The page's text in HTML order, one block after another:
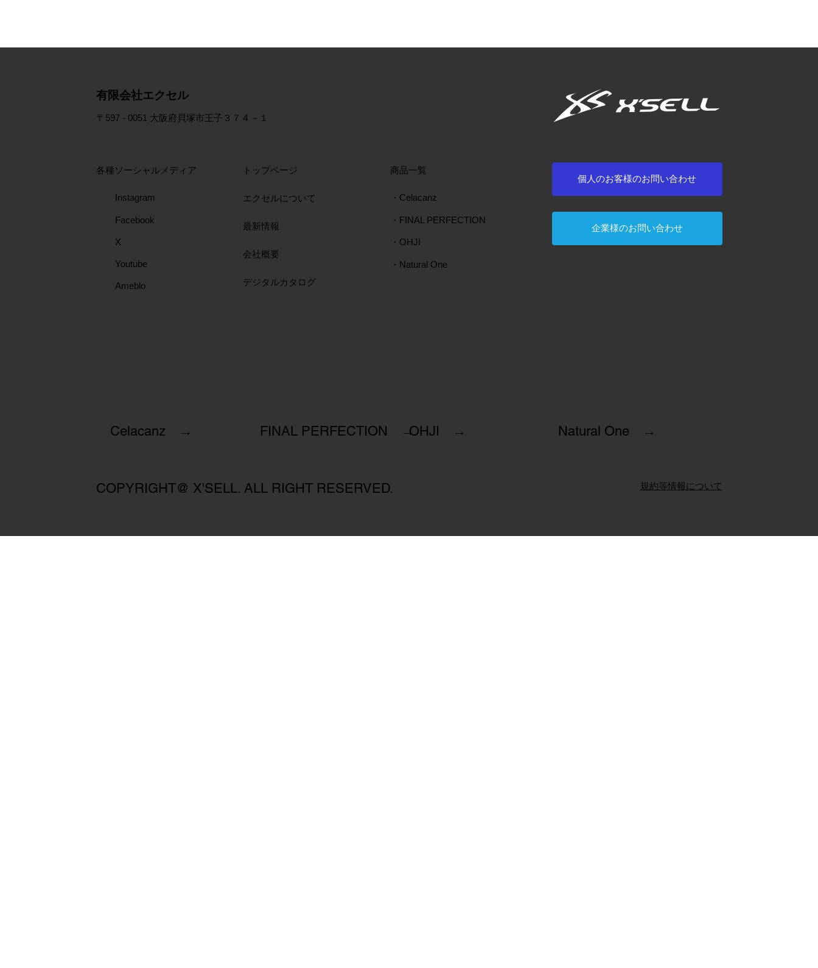
取扱店にて販売中
取扱店にて販売中
取扱店にて販売中
CF-777
取扱店にて販売中
取扱店にて販売中
取扱店にて販売中
787
取扱店にて販売中
​有限会社エクセル
〒597 - 0051 大阪府貝塚市王子３７４－１
各種ソーシャルメディア
Instagram
Facebook
X
Youtube
Ameblo
トップページ
エクセルについて
最新情報
会社概要
​デジタルカタログ
​商品一覧
・Celacanz
・FINAL PERFECTION
・OHJI
・Natural One
Celacanz → FINAL PERFECTION →OHJI → Natural One →
COPYRIGHT@ X'SELL. ALL RIGHT RESERVED.
個人のお客様のお問い合わせ
企業様のお問い合わせ
規約等情報について